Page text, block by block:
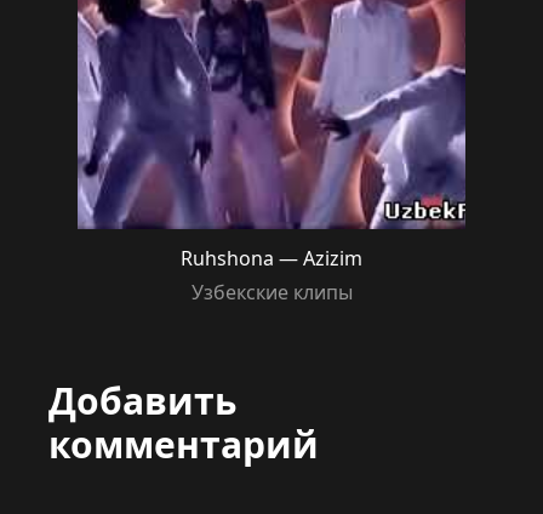
Ruhshona — Azizim
Узбекские клипы
Добавить
комментарий